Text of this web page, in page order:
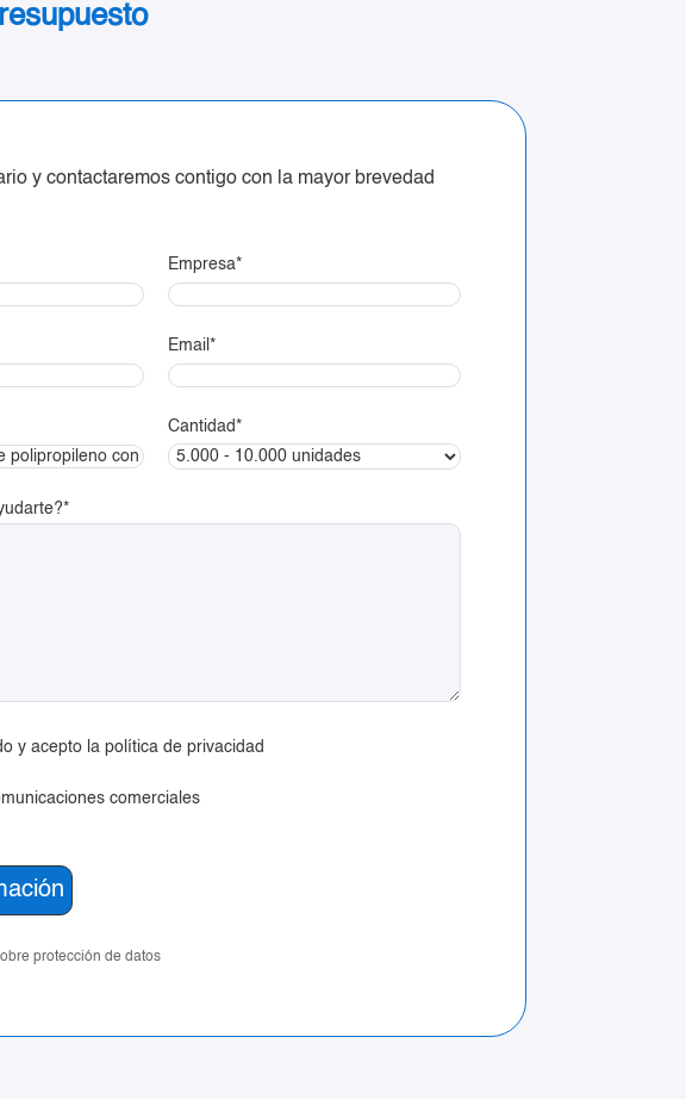
y contactaremos contigo con la mayor brevedad
Empresa*
Email *
Cantidad *
*
y acepto la política de privacidad
comerciales
protección de datos